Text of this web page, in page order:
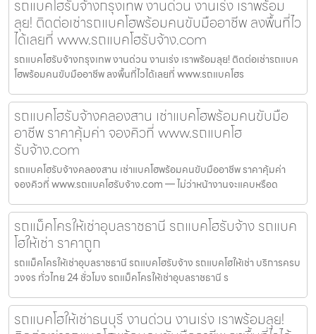
รถแบคโฮรับจ้างกรุงเทพ งานด่วน งานเร่ง เราพร้อม
ลุย! ติดต่อเช่ารถแบคโฮพร้อมคนขับมืออาชีพ ลงพื้นที่ไว
ได้เลยที่ www.รถแบคโฮรับจ้าง.com
รถแบคโฮรับจ้างกรุงเทพ งานด่วน งานเร่ง เราพร้อมลุย! ติดต่อเช่ารถแบค
โฮพร้อมคนขับมืออาชีพ ลงพื้นที่ไวได้เลยที่ www.รถแบคโฮร
รถแบคโฮรับจ้างคลองสาน เช่าแบคโฮพร้อมคนขับมือ
อาชีพ ราคาคุ้มค่า จองคิวที่ www.รถแบคโฮ
รับจ้าง.com
รถแบคโฮรับจ้างคลองสาน เช่าแบคโฮพร้อมคนขับมืออาชีพ ราคาคุ้มค่า
จองคิวที่ www.รถแบคโฮรับจ้าง.com — ไม่ว่าหน้างานจะแคบหรือด
รถแม็คโครให้เช่าอุบลราชธานี รถแบคโฮรับจ้าง รถแบค
โฮให้เช่า ราคาถูก
รถแม็คโครให้เช่าอุบลราชธานี รถแบคโฮรับจ้าง รถแบคโฮให้เช่า บริการครบ
วงจร ทั่วไทย 24 ชั่วโมง รถแม็คโครให้เช่าอุบลราชธานี ร
รถแบคโฮให้เช่าธนบุรี งานด่วน งานเร่ง เราพร้อมลุย!